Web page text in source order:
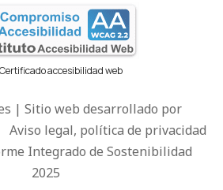
Certificado accesibilidad web
| Sitio web desarrollado por
Aviso legal, política de privacidad
Integrado de Sostenibilidad
2025